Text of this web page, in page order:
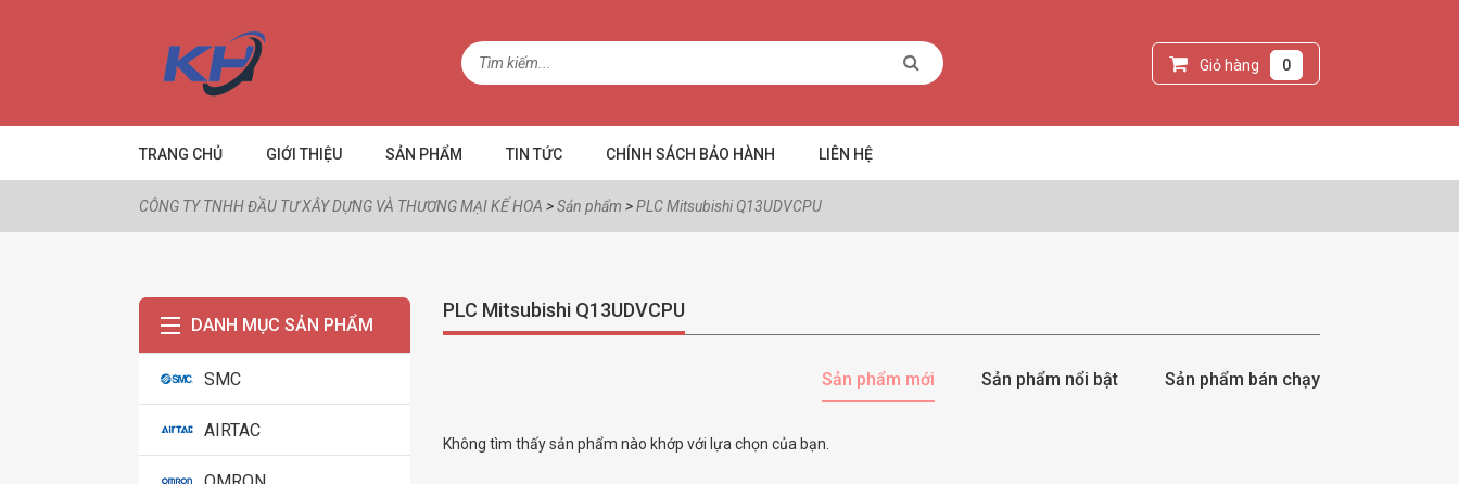
Giỏ hàng 0
TRANG CHỦ GIỚI THIỆU SẢN PHẨM TIN TỨC CHÍNH SÁCH BẢO HÀNH LIÊN HỆ
CÔNG TY TNHH ĐẦU TƯ XÂY DỰNG VÀ THƯƠNG MẠI KẾ HOA >Sản phẩm >PLC Mitsubishi Q13UDVCPU
DANH MỤC SẢN PHẨM
SMC
AIRTAC
PLC Mitsubishi Q13UDVCPU
Sản phẩm mới Sản phẩm nổi bật Sản phẩm bán chạy
Không tìm thấy sản phẩm nào khớp với lựa chọn của bạn.